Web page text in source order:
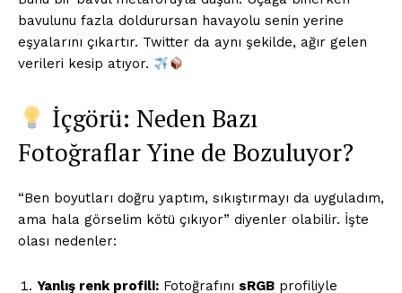
bavulunu fazla doldurursan havayolu senin yerine
eşyalarını çıkartır. Twitter da aynı şekilde, ağır gelen
verileri kesip atıyor.
İçgörü: Neden Bazı
Fotoğraflar Yine de Bozuluyor?
“Ben boyutları doğru yaptım, sıkıştırmayı da uyguladım,
ama hala görselim kötü çıkıyor” diyenler olabilir. İşte
olası nedenler:
Yanlış renk profili: Fotoğrafını sRGB profiliyle